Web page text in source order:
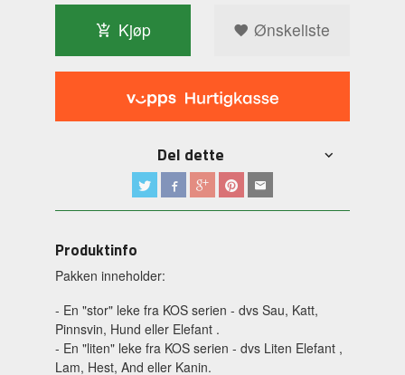
Kjøp Ønskeliste
Del dette
Produktinfo
Pakken inneholder:
- En "stor" leke fra KOS serien - dvs Sau, Katt,
Pinnsvin, Hund eller Elefant .
- En "liten" leke fra KOS serien - dvs Liten Elefant ,
Lam, Hest, And eller Kanin.